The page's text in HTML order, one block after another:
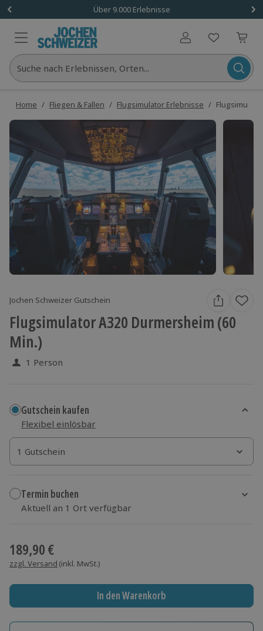
Über 9.000 Erlebnisse
Benutzerkonto
Suche nach Erlebnissen, Orten...
Home / Fliegen & Fallen / Flugsimulator Erlebnisse /
Jochen Schweizer Gutschein
Flugsimulator A320 Durmersheim (60
Min.)
1 Person
Gutschein kaufen
Flexibel einlösbar
1 Gutschein
1 Gutschein
1 Gutschein
Termin buchen
Aktuell an 1 Ort verfügbar
189,90 €
zzgl. Versand (inkl. MwSt.)
In den Warenkorb